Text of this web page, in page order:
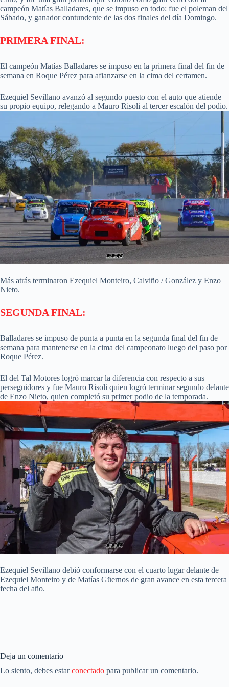
campeón Matías Balladares, que se impuso en todo: fue el poleman del
Sábado, y ganador contundente de las dos finales del día Domingo.
PRIMERA FINAL:
El campeón Matías Balladares se impuso en la primera final del fin de
semana en Roque Pérez para afianzarse en la cima del certamen.
Ezequiel Sevillano avanzó al segundo puesto con el auto que atiende
su propio equipo, relegando a Mauro Risoli al tercer escalón del podio.
Más atrás terminaron Ezequiel Monteiro, Calviño / González y Enzo
Nieto.
SEGUNDA FINAL:
Balladares se impuso de punta a punta en la segunda final del fin de
semana para mantenerse en la cima del campeonato luego del paso por
Roque Pérez.
El del Tal Motores logró marcar la diferencia con respecto a sus
perseguidores y fue Mauro Risoli quien logró terminar segundo delante
de Enzo Nieto, quien completó su primer podio de la temporada.
Ezequiel Sevillano debió conformarse con el cuarto lugar delante de
Ezequiel Monteiro y de Matías Güernos de gran avance en esta tercera
fecha del año.
Deja un comentario
Lo siento, debes estarconectado para publicar un comentario.